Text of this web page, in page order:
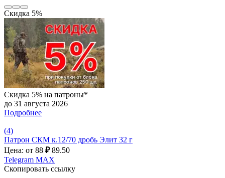
Скидка 5%
Скидка 5% на патроны*
до 31 августа 2026
Подробнее
(4)
Патрон СКМ к.12/70 дробь Элит 32 г
Цена: от 88 ₽ 89.50
Telegram MAX
Скопировать ссылку